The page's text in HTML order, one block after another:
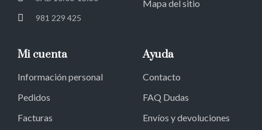
981 229 425
Mapa del sitio
Mi cuenta
Información personal
Pedidos
Facturas
Ayuda
Contacto
FAQ Dudas
Envíos y devoluciones